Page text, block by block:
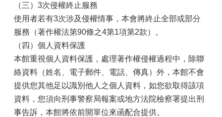
（三）3次侵權終止服務
使用者若有3次涉及侵權情事，本會將終止全部或部分
服務（著作權法第90條之4第1項第2款）。
（四）個人資料保護
本館重視個人資料保護，處理著作權侵權過程中，除聯
絡資料（姓名、電子郵件、電話、傳真）外，本館不會
提供您其他足以識別他人之個人資料，如您欲取得該項
資料，您須向刑事警察局報案或地方法院檢察署提出刑
事告訴，本館將依前開單位來函配合提供。